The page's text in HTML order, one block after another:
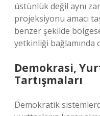
üstünlük değil aynı
projeksiyonu amacı
benzer şekilde
yetkinliği bağlamında
Demokrasi,
Tartışmaları
Demokratik